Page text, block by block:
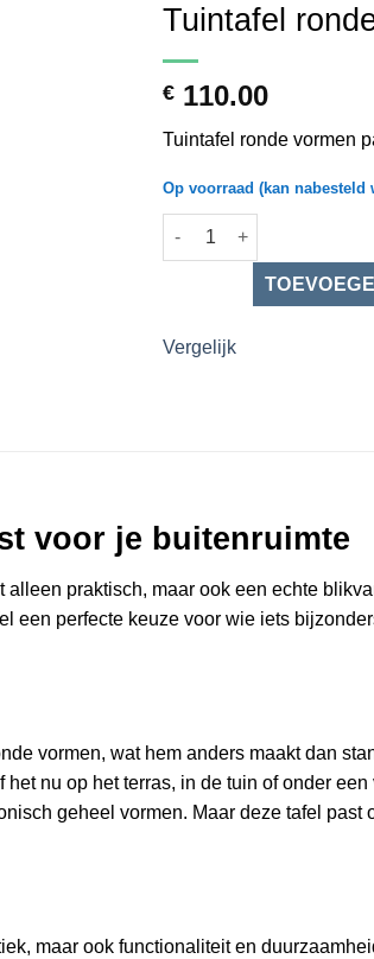
Tuintafel
€ 110.00
Tuintafel ronde vormen
Op voorraad (kan nabesteld
Tuintafel ronde vormen
Vergelijk
voor je buitenruimte
praktisch, maar ook een echte
een perfecte keuze voor wie iets
vormen, wat hem anders maakt dan
nu op het terras, in de tuin of onder
geheel vormen. Maar deze tafel
maar ook functionaliteit en